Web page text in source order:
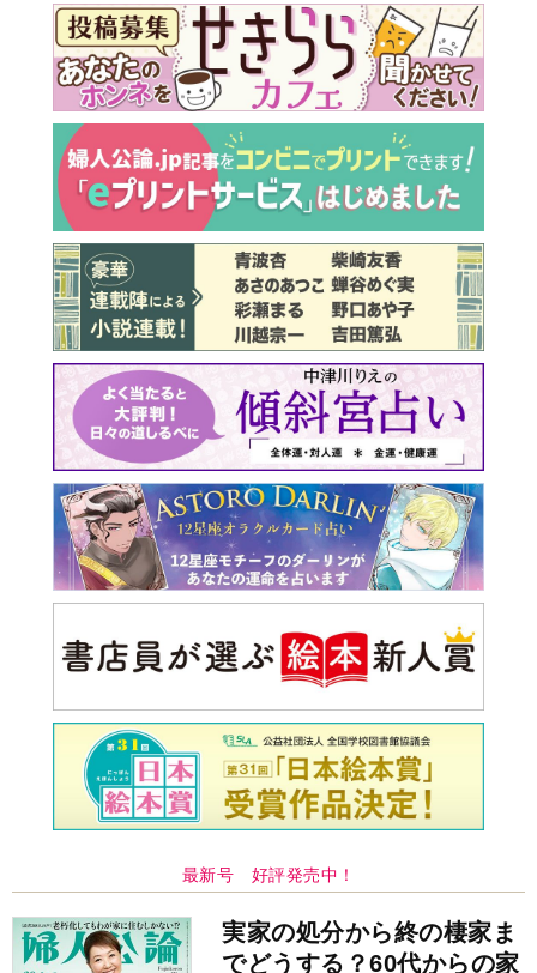
最新号 好評発売中！
実家の処分から終の棲家ま
でどうする？60代からの家